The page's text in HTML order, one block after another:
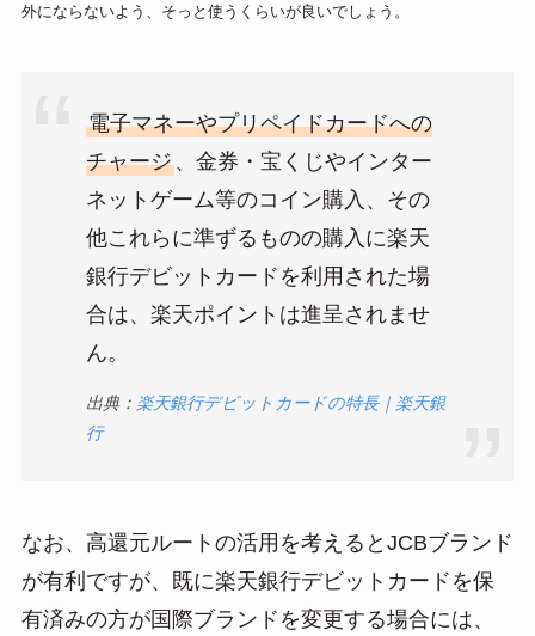
外にならないよう、そっと使うくらいが良いでしょう。
電子マネーやプリペイドカードへの
チャージ、金券・宝くじやインター
ネットゲーム等のコイン購入、その
他これらに準ずるものの購入に楽天
銀行デビットカードを利用された場
合は、楽天ポイントは進呈されませ
ん。
出典： 楽天銀行デビットカードの特長｜楽天銀
行
なお、高還元ルートの活用を考えるとJCBブランド
が有利ですが、既に楽天銀行デビットカードを保
有済みの方が国際ブランドを変更する場合には、